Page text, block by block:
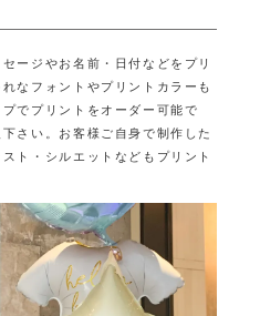
ージやお名前・日付などをプリ
れなフォントやプリントカラーも
でプリントをオーダー可能で
さい。 お客様ご自身で制作した
ト・シルエットなどもプリント